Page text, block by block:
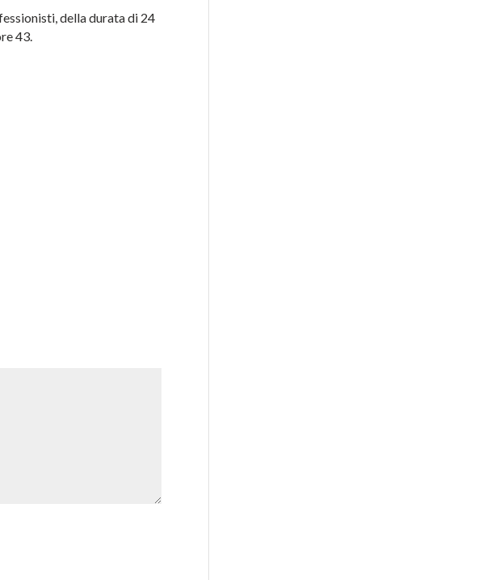
della durata di 24
43.